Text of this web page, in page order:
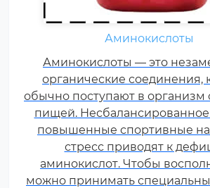
Аминокислоты
Аминокислоты — это
органические соединения,
обычно поступают в организм
пищей. Несбалансированное
повышенные спортивные
стресс приводят к
аминокислот. Чтобы
можно принимать
Жиросжигатели относятся
добавок, которые
улучшению результатов
тренировок и помогают
избавляться от лишнего
используя его в качестве
дополнительного
энергии.